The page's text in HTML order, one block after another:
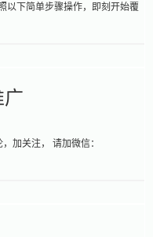
以下简单步骤操作，即刻开始覆
广
加关注， 请加微信：